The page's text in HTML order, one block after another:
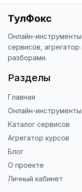
наши
ТулФокс
Онлайн-
сервисов,
разборами.
Разделы
Главная
Онлайн-инструменты
Каталог сервисов
Агрегатор курсов
Блог
О проекте
Личный кабинет